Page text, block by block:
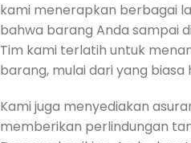
kami menerapkan berbagai
bahwa barang Anda sampai
Tim kami terlatih untuk
barang, mulai dari yang
Kami juga menyediakan
memberikan perlindungan